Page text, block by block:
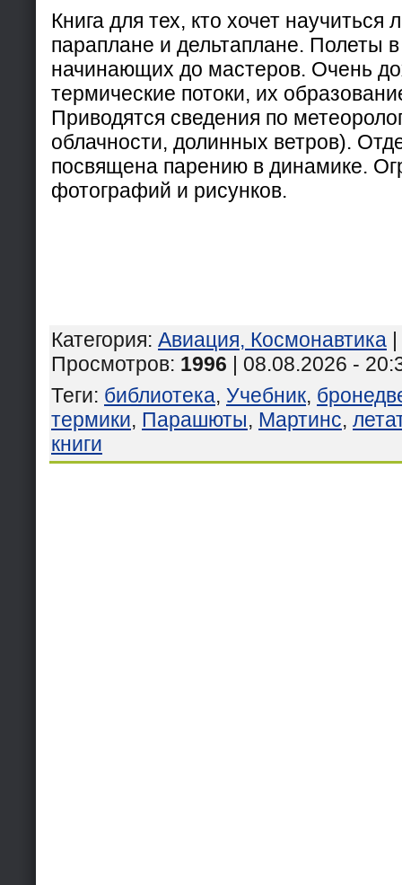
Книга для тех, кто хочет
параплане и дельтаплане. Полеты в
начинающих до мастеров. Очень
термические потоки, их
Приводятся сведения по
облачности, долинных ветров).
посвящена парению в динамике.
фотографий и рисунков.
Категория: Авиация, Космонавтика |
Просмотров: 1996 | 08.08.2026 -
Теги: библиотека, Учебник,
термики, Парашюты, Мартинс,
книги